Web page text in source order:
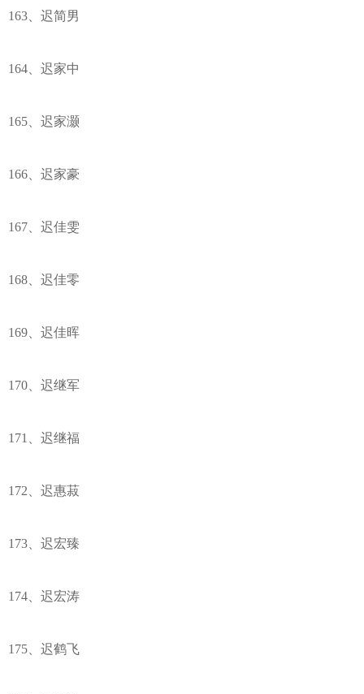
163、迟简男
164、迟家中
165、迟家灏
166、迟家豪
167、迟佳雯
168、迟佳零
169、迟佳晖
170、迟继军
171、迟继福
172、迟惠菽
173、迟宏臻
174、迟宏涛
175、迟鹤飞